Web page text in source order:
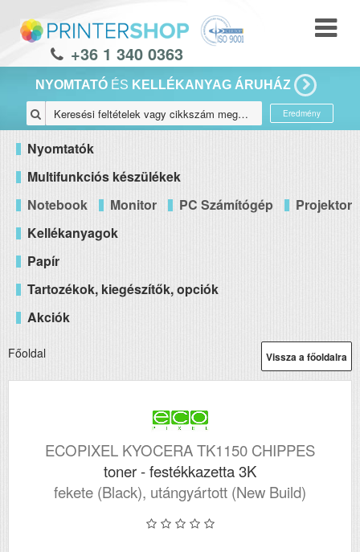
+36 1 340 0363
NYOMTATÓ ÉS KELLÉKANYAG ÁRUHÁZ
Eredmény
Nyomtatók
Multifunkciós készülékek
Notebook
Monitor PC Számítógép
Projektor
Kellékanyagok
Papír
Tartozékok, kiegészítők, opciók
Akciók
Vissza a főoldalra
Főoldal
ECOPIXEL KYOCERA TK1150 CHIPPES
toner - festékkazetta 3K
fekete (Black), utángyártott (New Build)